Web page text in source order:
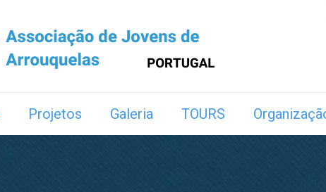
Projetos Galeria TOURS